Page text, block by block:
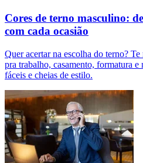
Cores de terno masculino:
com cada ocasião
Quer acertar na escolha do terno?
pra trabalho, casamento, formatura
fáceis e cheias de estilo.